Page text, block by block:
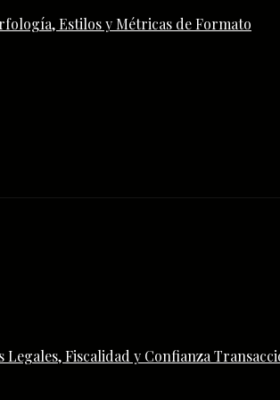
Estilos y Métricas de Formato
Fiscalidad y Confianza